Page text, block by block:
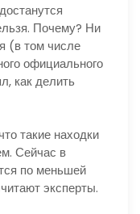
Почему? Ни
(в том числе
официального
как делить
такие находки
Сейчас в
по меньшей
эксперты.